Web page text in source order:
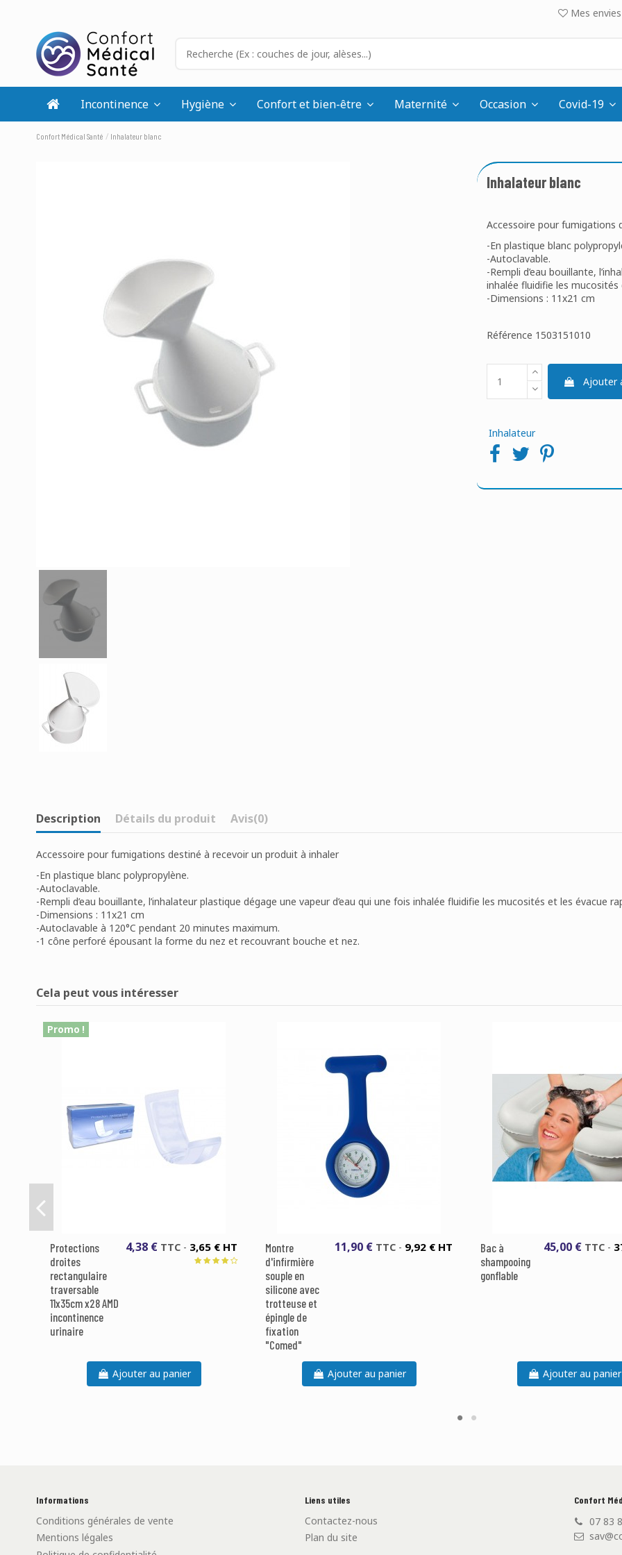
Mes
Incontinence Hygiène Confort et bien-être Maternité Occasion Covid-19
Confort Médical Santé Inhalateur blanc
Inhalateur blanc
Accessoire pour fumigations
-En plastique blanc
-Autoclavable.
-Rempli d’eau bouillante,
inhalée fluidifie les
-Dimensions : 11x21 cm
Référence 1503151010
Ajouter
Inhalateur
Description Détails du produit Avis(0)
Accessoire pour fumigations destiné à recevoir un produit à inhaler
-En plastique blanc polypropylène.
-Autoclavable.
-Rempli d’eau bouillante, l’inhalateur plastique dégage une vapeur d’eau qui une fois inhalée fluidifie les mucosités et les évacue
-Dimensions : 11x21 cm
-Autoclavable à 120°C pendant 20 minutes maximum.
-1 cône perforé épousant la forme du nez et recouvrant bouche et nez.
Cela peut vous intéresser
Promo !
Protections
droites
rectangulaire
traversable
11x35cm x28 AMD
incontinence
urinaire
4,38 € TTC - 3,65 € HT
Ajouter au panier
Montre
d'infirmière
souple en
silicone avec
trotteuse et
épingle de
fixation
"Comed"
11,90 € TTC - 9,92 € HT
Ajouter au panier
Bac à
shampooing
gonflable
45,00 € TTC -
Ajouter au panier
Informations
Conditions générales de vente
Mentions légales
Liens utiles
Contactez-nous
Plan du site
Confort
07 83